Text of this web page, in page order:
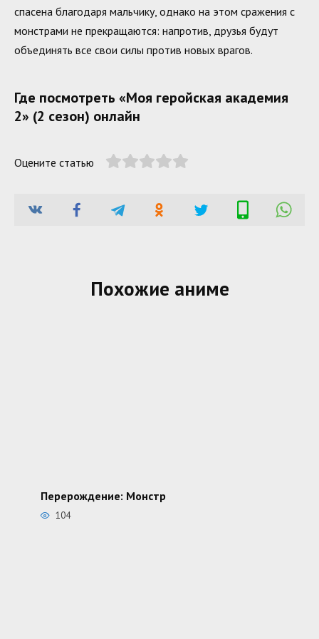
спасена благодаря мальчику, однако на этом сражения с
монстрами не прекращаются: напротив, друзья будут
объединять все свои силы против новых врагов.
Где посмотреть «Моя геройская академия
2» (2 сезон) онлайн
Оцените статью
Похожие аниме
Перерождение: Монстр
104